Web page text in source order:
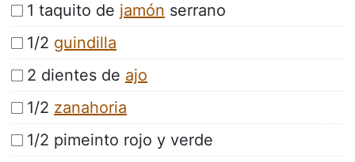
1 taquito de jamón serrano
1/2 guindilla
2 dientes de ajo
1/2 zanahoria
1/2 pimeinto rojo y verde